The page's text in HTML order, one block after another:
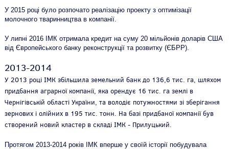
У 2015 році було розпочато реалізацію проекту з оптимізації
молочного тваринництва в компанії.
У липні 2016 ІМК отримала кредит на суму 20 мільйонів доларів США
від Європейського банку реконструкції та розвитку (ЄБРР).
2013-2014
У 2013 році ІМК збільшила земельний банк до 136,6 тис. га, шляхом
придбання аграрної компанії, яка орендує 16 тис. га землі в
Чернігівській області України, та володіє потужностями зі зберігання
зернових і олійних в 195 тис. тонн. На базі придбаної компанії був
створений новий кластер в складі ІМК - Прилуцький.
Протягом 2013-2014 років ІМК вперше у своїй історії побудувала